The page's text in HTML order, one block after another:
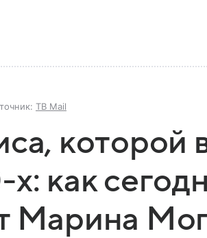
ТВ Mail
которой
как
Марина